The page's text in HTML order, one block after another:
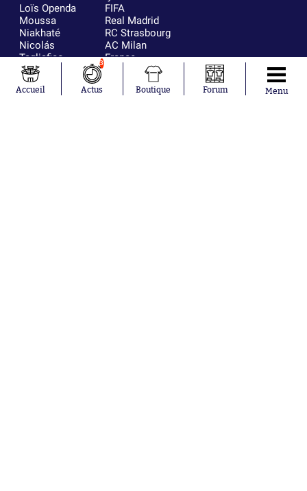
Loïs Openda
Moussa
Niakhaté
Nicolás
Tagliafico
Pavel Šulc
Josh Maja
Gauthier Hein
FIFA
Real Madrid
RC Strasbourg
AC Milan
France
Accueil
3
Actus Boutique Forum Menu